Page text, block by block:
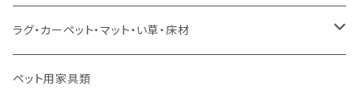
スツール・オットマン
ソファ付属品
セミダブルサイズ（マットレス付）
ダブルサイズ（マットレス付）
リフティングテーブル
サイドテーブル・コーヒーテーブル
キッズチェア
オフィスチェア・ゲーミングチェア
こたつ布団
コタツ・布団セット
本棚・シェルフ
食器棚・収納庫
ラグ・カーペット・マット・い草・床材
マット・フロアタイル
ペット用家具類